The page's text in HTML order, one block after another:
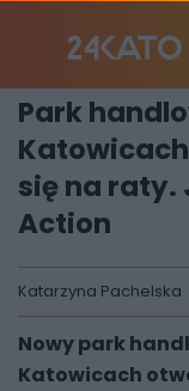
Park
się na raty.
Action
Katarzyna Pachelska
Nowy park
Katowicach